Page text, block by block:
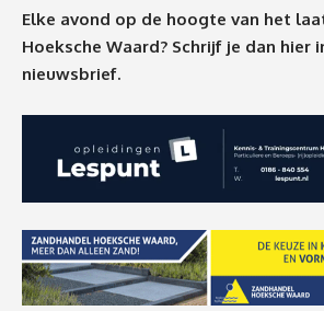
Elke avond op de hoogte van het
Hoeksche Waard? Schrijf je dan hier
nieuwsbrief.